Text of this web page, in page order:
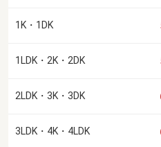
1K・1DK
1LDK・2K・2DK
2LDK・3K・3DK
3LDK・4K・4LDK